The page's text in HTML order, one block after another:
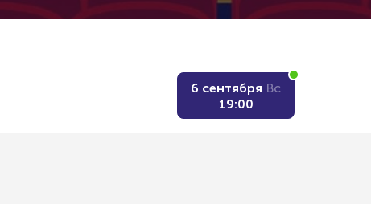
6 сентября Вс
19:00